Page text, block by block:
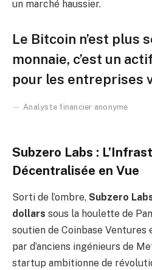
un marché haussier.
Le Bitcoin n’est plus
monnaie, c’est un
pour les entreprises
Analyste financier anonyme
Subzero Labs :
Décentralisée en Vue
Sorti de l’ombre, Subzero
dollars sous la houlette de
soutien de Coinbase Ventures
par d’anciens ingénieurs de
startup ambitionne de